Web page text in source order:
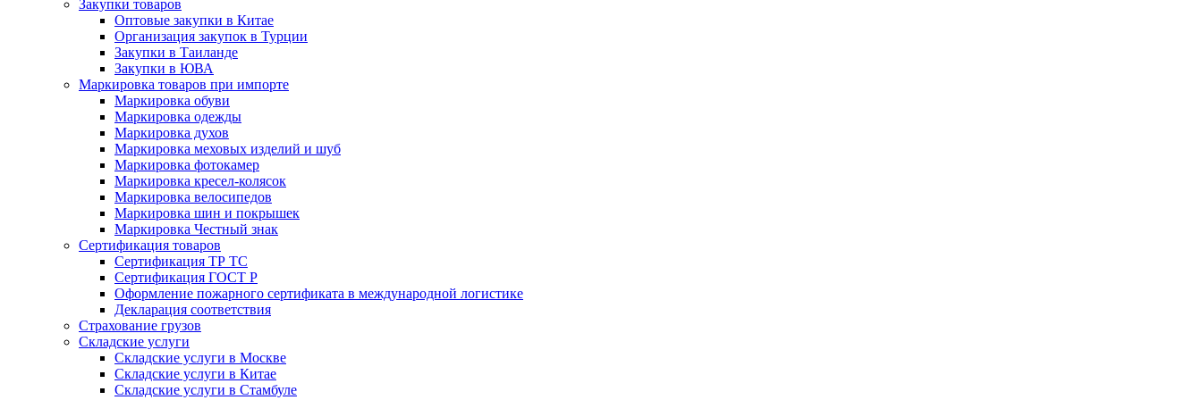
Закупки товаров
Оптовые закупки в Китае
Организация закупок в Турции
Закупки в Таиланде
Закупки в ЮВА
Маркировка товаров при импорте
Маркировка обуви
Маркировка одежды
Маркировка духов
Маркировка меховых изделий и шуб
Маркировка фотокамер
Маркировка кресел-колясок
Маркировка велосипедов
Маркировка шин и покрышек
Маркировка Честный знак
Сертификация товаров
Сертификация ТР ТС
Сертификация ГОСТ Р
Оформление пожарного сертификата в международной логистике
Декларация соответствия
Страхование грузов
Складские услуги
Складские услуги в Москве
Складские услуги в Китае
Складские услуги в Стамбуле